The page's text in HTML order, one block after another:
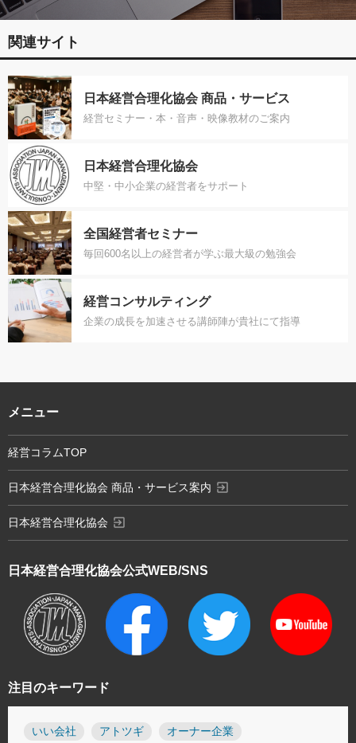
関連サイト
日本経営合理化協会 商品・サービス
経営セミナー・本・音声・映像教材のご案内
日本経営合理化協会
中堅・中小企業の経営者をサポート
全国経営者セミナー
毎回600名以上の経営者が学ぶ最大級の勉強会
経営コンサルティング
企業の成長を加速させる講師陣が貴社にて指導
注目のキーワード
いい会社 アトツギ オーナー企業
日本経営合理化協会公式WEB/SNS
メニュー
経営コラムTOP
日本経営合理化協会 商品・サービス案内 exit_to_app
日本経営合理化協会 exit_to_app